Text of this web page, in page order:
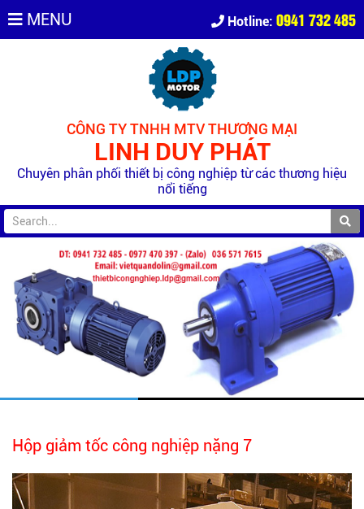
MENU Hotline: 0941 732 485
CÔNG TY TNHH MTV THƯƠNG MẠI
LINH DUY PHÁT
Chuyên phân phối thiết bị công nghiệp từ các thương hiệu
nổi tiếng
Hộp giảm tốc công nghiệp nặng 7